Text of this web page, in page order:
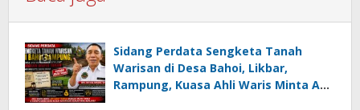
Sidang Perdata Sengketa Tanah
Warisan di Desa Bahoi, Likbar,
Rampung, Kuasa Ahli Waris Minta APH